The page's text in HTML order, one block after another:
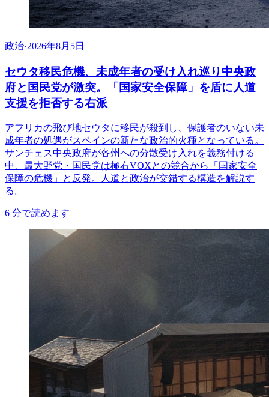
政治·2026年8月5日
セウタ移民危機、未成年者の受け入れ巡り中央政
府と国民党が激突。「国家安全保障」を盾に人道
支援を拒否する右派
アフリカの飛び地セウタに移民が殺到し、保護者のいない未
成年者の処遇がスペインの新たな政治的火種となっている。
サンチェス中央政府が各州への分散受け入れを義務付ける
中、最大野党・国民党は極右VOXとの競合から「国家安全
保障の危機」と反発。人道と政治が交錯する構造を解説す
る。
6 分で読めます